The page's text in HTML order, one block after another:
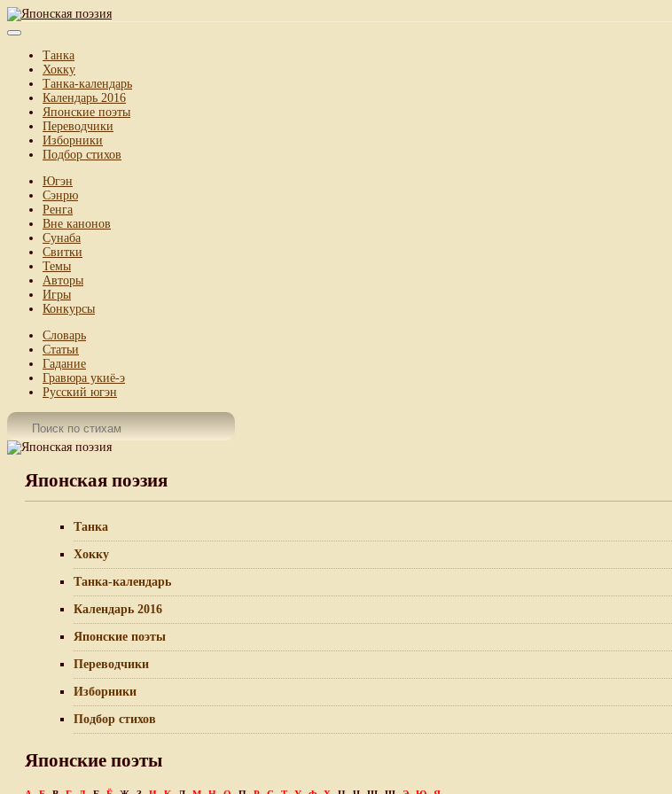
Танка
Хокку
Танка-календарь
Календарь 2016
Японские поэты
Переводчики
Изборники
Подбор стихов
Югэн
Сэнрю
Ренга
Вне канонов
Сунаба
Свитки
Темы
Авторы
Игры
Конкурсы
Словарь
Статьи
Гадание
Гравюра укиё-э
Русский югэн
Японская поэзия
Танка
Хокку
Танка-календарь
Календарь 2016
Японские поэты
Переводчики
Изборники
Подбор стихов
Японские поэты